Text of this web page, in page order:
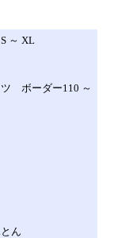
～ XL
ボーダー110 ～
ん